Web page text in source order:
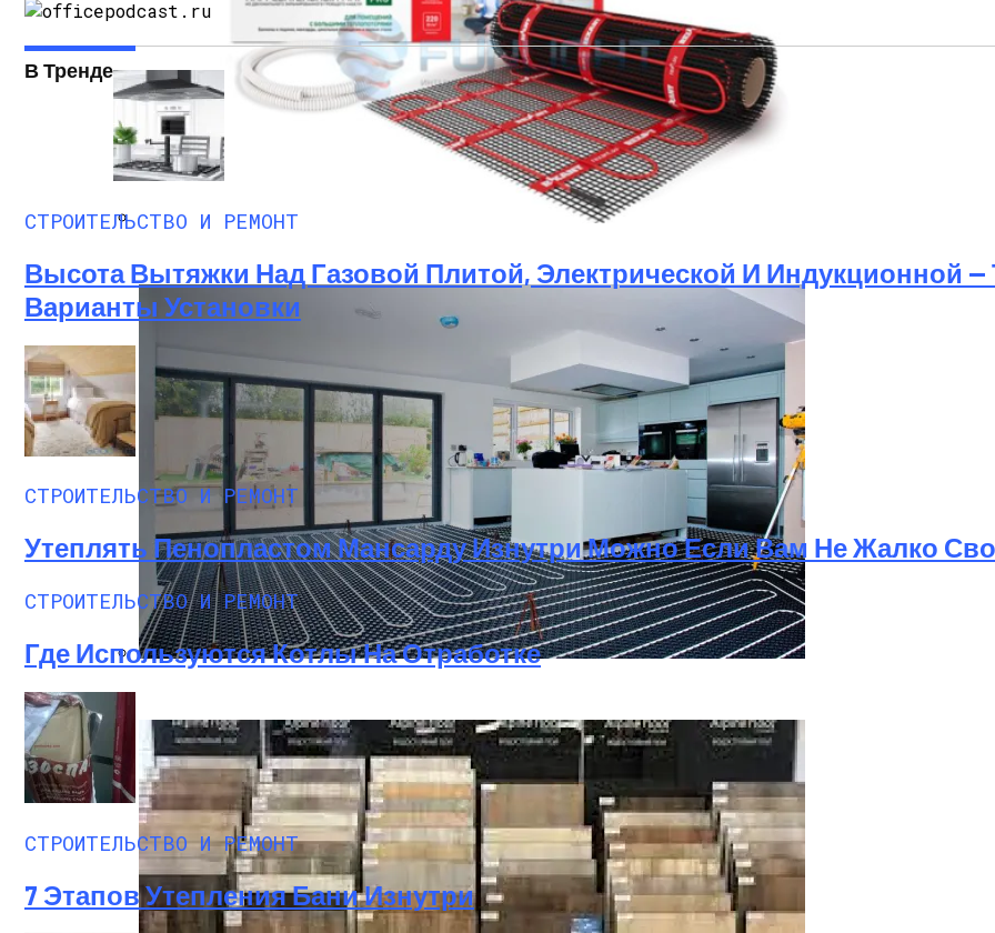
В Тренде
СТРОИТЕЛЬСТВО И РЕМОНТ
Высота Вытяжки Над Газовой Плитой, Электрической И Индукционной
Варианты Установки
СТРОИТЕЛЬСТВО И РЕМОНТ
Утеплять Пенопластом Мансарду Изнутри Можно Если Вам Не Жалко
СТРОИТЕЛЬСТВО И РЕМОНТ
Где Используются Котлы На Отработке
СТРОИТЕЛЬСТВО И РЕМОНТ
7 Этапов Утепления Бани Изнутри